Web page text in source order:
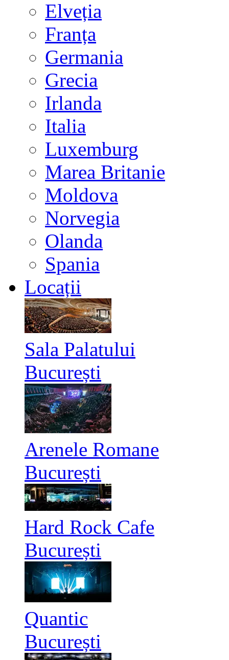
Elveția
Franța
Germania
Grecia
Irlanda
Italia
Luxemburg
Marea Britanie
Moldova
Norvegia
Olanda
Spania
Locații
Sala Palatului
București
Arenele Romane
București
Hard Rock Cafe
București
Quantic
București